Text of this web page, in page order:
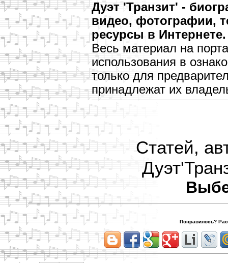
Дуэт 'Транзит' -
видео, фотографии,
ресурсы в Интернете.
Весь материал на
использования в
только для
принадлежат их
Статей,
Понравилось?